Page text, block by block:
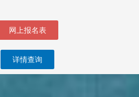
网上报名表
详情查询